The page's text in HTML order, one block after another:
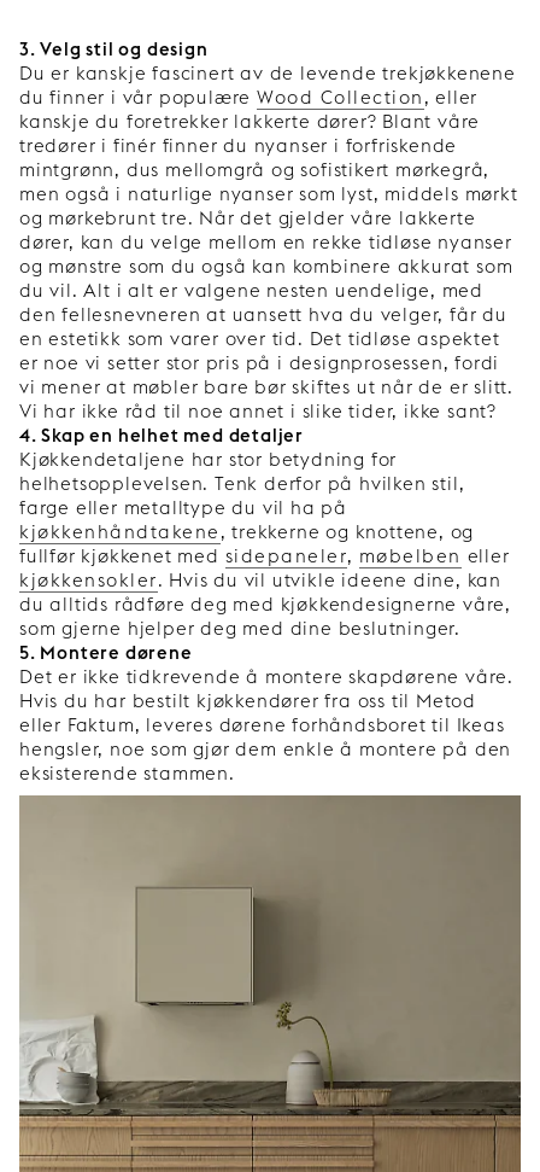
3. Velg stil og design
Du er kanskje fascinert av de levende trekjøkkenene
du finner i vår populæreWood Collection , eller
kanskje du foretrekker lakkerte dører? Blant våre
tredører i finér finner du nyanser i forfriskende
mintgrønn, dus mellomgrå og sofistikert mørkegrå,
men også i naturlige nyanser som lyst, middels mørkt
og mørkebrunt tre. Når det gjelder våre lakkerte
dører, kan du velge mellom en rekke tidløse nyanser
og mønstre som du også kan kombinere akkurat som
du vil. Alt i alt er valgene nesten uendelige, med
den fellesnevneren at uansett hva du velger, får du
en estetikk som varer over tid. Det tidløse aspektet
er noe vi setter stor pris på i designprosessen, fordi
vi mener at møbler bare bør skiftes ut når de er slitt.
Vi har ikke råd til noe annet i slike tider, ikke sant?
4. Skap en helhet med detaljer
Kjøkkendetaljene har stor betydning for
helhetsopplevelsen. Tenk derfor på hvilken stil,
farge eller metalltype du vil ha på
kjøkkenhåndtakene , trekkerne og knottene, og
fullfør kjøkkenet med sidepaneler, møbelben eller
kjøkkensokler. Hvis du vil utvikle ideene dine, kan
du alltids rådføre deg med kjøkkendesignerne våre,
som gjerne hjelper deg med dine beslutninger.
5. Montere dørene
Det er ikke tidkrevende å montere skapdørene våre.
Hvis du har bestilt kjøkkendører fra oss til Metod
eller Faktum, leveres dørene forhåndsboret til Ikeas
hengsler, noe som gjør dem enkle å montere på den
eksisterende stammen.